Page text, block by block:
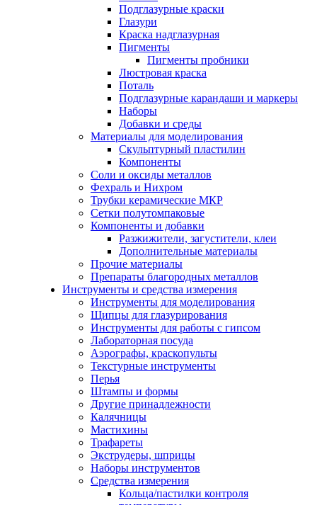
Подглазурные краски
Глазури
Краска надглазурная
Пигменты
Пигменты пробники
Люстровая краска
Поталь
Подглазурные карандаши и маркеры
Наборы
Добавки и среды
Материалы для моделирования
Скульптурный пластилин
Компоненты
Соли и оксиды металлов
Фехраль и Нихром
Трубки керамические МКР
Сетки полутомпаковые
Компоненты и добавки
Разжижители, загустители, клеи
Дополнительные материалы
Прочие материалы
Препараты благородных металлов
Инструменты и средства измерения
Инструменты для моделирования
Щипцы для глазурирования
Инструменты для работы с гипсом
Лабораторная посуда
Аэрографы, краскопульты
Текстурные инструменты
Перья
Штампы и формы
Другие принадлежности
Калячницы
Мастихины
Трафареты
Экструдеры, шприцы
Наборы инструментов
Средства измерения
Кольца/пастилки контроля